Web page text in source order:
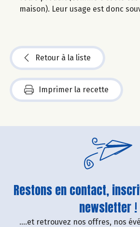
maison). Leur usage est donc
Retour à la liste
Imprimer la recette
Restons en contact,
newsletter !
....et retrouvez nos offres, nos